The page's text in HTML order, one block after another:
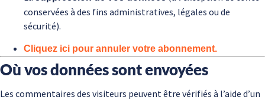
conservées à des fins administratives, légales ou de
sécurité).
Cliquez ici pour annuler votre abonnement.
Où vos données sont envoyées
Les commentaires des visiteurs peuvent être vérifiés à l’aide d’un